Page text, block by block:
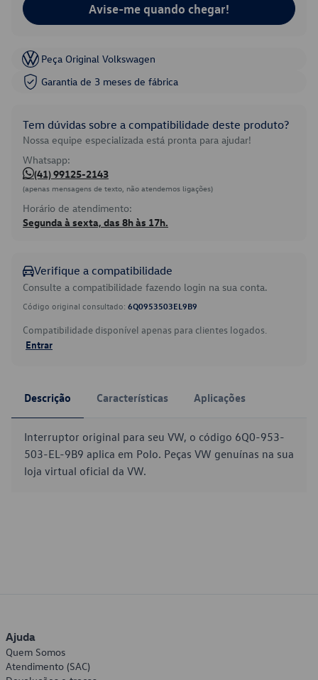
Avise-me quando chegar!
Peça Original Volkswagen
Garantia de 3 meses de fábrica
Tem dúvidas sobre a compatibilidade deste produto?
Nossa equipe especializada está pronta para ajudar!
Whatsapp:
(41) 99125-2143
(apenas mensagens de texto, não atendemos ligações)
Horário de atendimento:
Segunda à sexta, das 8h às 17h.
Verifique a compatibilidade
Consulte a compatibilidade fazendo login na sua conta.
Código original consultado: 6Q0953503EL9B9
Compatibilidade disponível apenas para clientes logados.
Entrar
Descrição Características Aplicações
Interruptor original para seu VW, o código 6Q0-953-
503-EL-9B9 aplica em Polo. Peças VW genuínas na sua
loja virtual oficial da VW.
Ajuda
Quem Somos
Atendimento (SAC)